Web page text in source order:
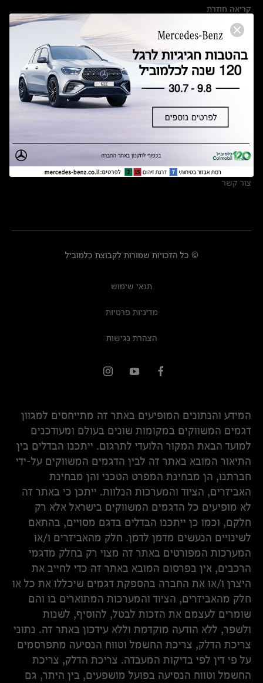
קריאה חוזרת
הודעה על הטבות לרכבי מרצדס בהסדר פשרה בתצ 56447-02-19
תקנון ימי מכירות 120 לכלמוביל
מצאו אותנו
אולמות תצוגה
מרכזי שירות
צור קשר
© כל הזכויות שמורות לקבוצת כלמוביל
תנאי שימוש
מדיניות פרטיות
הצהרת נגישות
המידע והנתונים המופיעים באתר זה מתייחסים למגוון
דגמים המשווקים במקומות שונים בעולם ומעודכנים
למועד הבאת המקור הלועדי לתרגום. ייתכנו הבדלים בין
התיאור המובא באתר זה לבין הדגמים המשווקים על-ידי
חברתנו, הן מבחינת המפרט הטכני והן מבחינת
האביזרים, הציוד והמערכות הנלוות. ייתכן כי באתר זה
לא מופיעים כל הדגמים המשווקים בישראל אלא רק
חלקם, וכמו כן ייתכנו הבדלים בדגם מסויים, בהתאם
לשינויים הנעשים מדמן לדמן. חלק מהאביזרים ו/או
המערכות המפורטים באתר זה מצוי רק בחלק מדגמי
הרכבים, אין בפרסום המובא באתר זה כדי לחייב את
היצרן ו/או את החברה בהספקת דגמים שיכללו את כל או
חלק מהאביזרים, הציוד והמערכות המתוארים בו והם
שומרים לעצמם את הזכות לבטל, להוסיף, לשנות
ולשפר, ללא הודעה מוקדמת וללא עידכון באתר זה. נתוני
צריכת הדלק, צריכת החשמל וטווח הנסיעה מתפרסמים
על פי דין לפי בדיקות המעבדה. צריכת הדלק, צריכת
החשמל וטווח הנסיעה בפועל מושפעים, בין היתר, גם